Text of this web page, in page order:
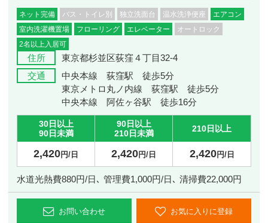
ネット完備 バス・トイレ別 独立洗面台 温水洗浄便座
エアコン
室内洗濯機置場
フローリング エレベーター
オートロック
2名以上入居可
住所
東京都杉並区荻窪４丁目32-4
交通
中央本線 荻窪駅 徒歩5分
東京メトロ丸ノ内線 荻窪駅 徒歩5分
中央本線 阿佐ヶ谷駅 徒歩16分
30日以上
90日未満
90日以上
210日未満
210日以上
2,420円/日 2,420円/日 2,420円/日
水道光熱費880円/日､ 管理費1,000円/日､ 清掃費22,000円
お問い合わせ お気に入りに登録